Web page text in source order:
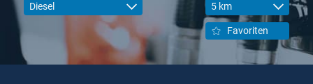
Diesel 5 km
Favoriten